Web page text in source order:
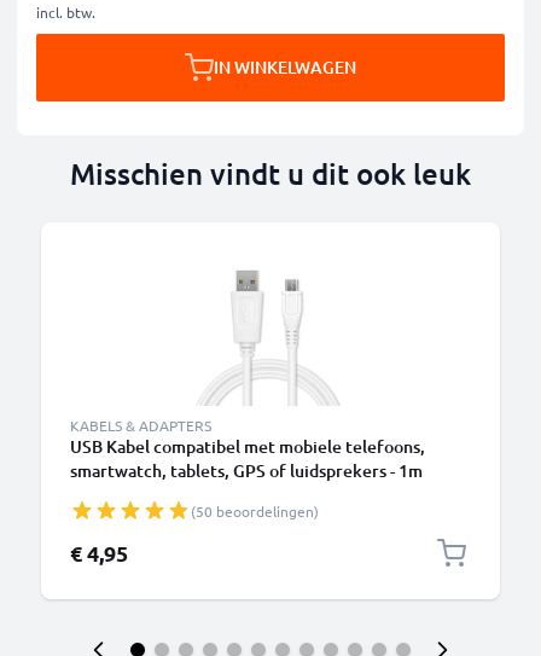
incl. btw.
IN WINKELWAGEN
Misschien vindt u dit ook leuk
KABELS & ADAPTERS
USB Kabel compatibel met mobiele telefoons,
smartwatch, tablets, GPS of luidsprekers - 1m
(50 beoordelingen)
€ 4,95